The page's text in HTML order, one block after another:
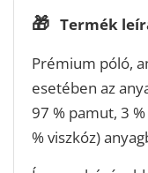
🎁 Termék
Prémium póló,
esetében az
97 % pamut, 3
% viszkóz)